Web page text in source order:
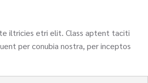
iltricies etri elit. Class aptent taciti
per conubia nostra, per inceptos